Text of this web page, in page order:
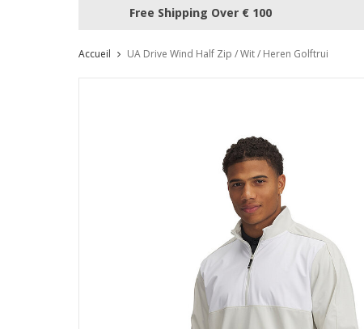
Free Shipping Over € 100
Accueil UA Drive Wind Half Zip / Wit / Heren Golftrui